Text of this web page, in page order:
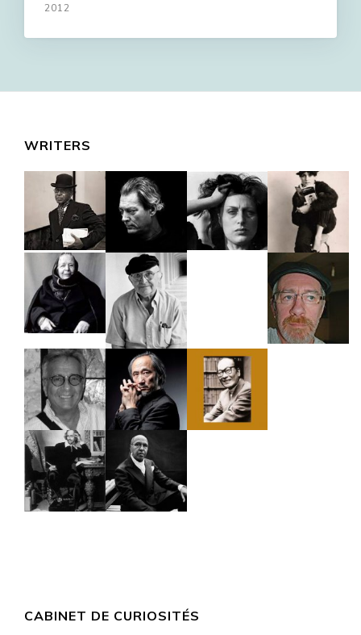
2012
WRITERS
CABINET DE CURIOSITÉS